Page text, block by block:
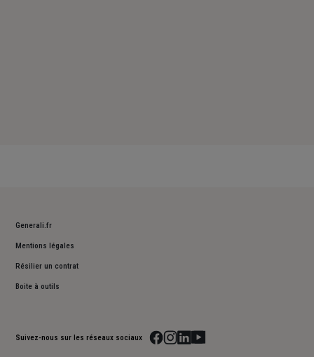
Generali.fr
Mentions légales
Résilier un contrat
Boite à outils
Suivez-nous sur les réseaux sociaux